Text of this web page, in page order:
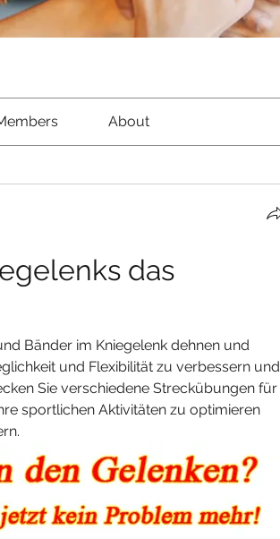
About
das
Bänder im Kniegelenk dehnen und
und Flexibilität zu verbessern und
Sie verschiedene Streckübungen für
sportlichen Aktivitäten zu optimieren